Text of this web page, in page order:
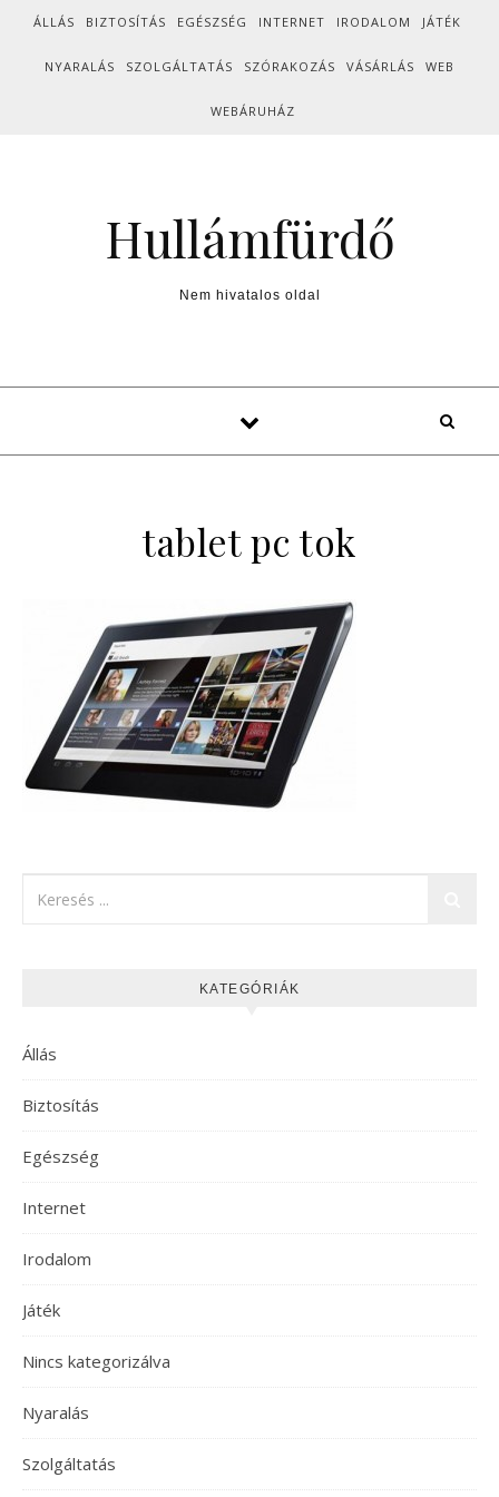
Skip to content
ÁLLÁS BIZTOSÍTÁS EGÉSZSÉG INTERNET IRODALOM JÁTÉK
NYARALÁS SZOLGÁLTATÁS SZÓRAKOZÁS VÁSÁRLÁS WEB
WEBÁRUHÁZ
Hullámfürdő
Nem hivatalos oldal
tablet pc tok
KATEGÓRIÁK
Állás
Biztosítás
Egészség
Internet
Irodalom
Játék
Nincs kategorizálva
Nyaralás
Szolgáltatás